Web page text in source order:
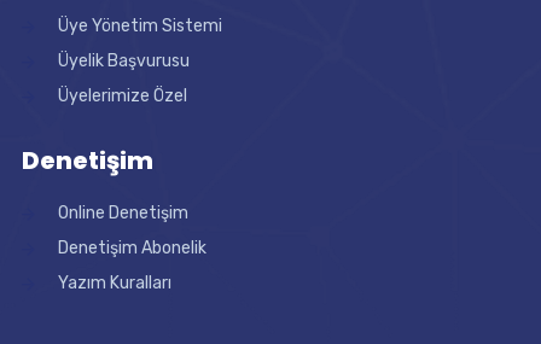
Üye Yönetim Sistemi
Üyelik Başvurusu
Üyelerimize Özel
Denetişim
Online Denetişim
Denetişim Abonelik
Yazım Kuralları